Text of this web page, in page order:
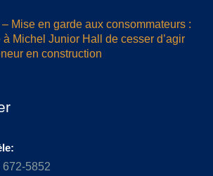
Mise en garde aux consommateurs :
à Michel Junior Hall de cesser d’agir
en construction
672-5852